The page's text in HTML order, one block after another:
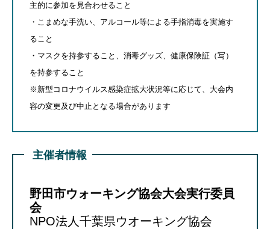
主的に参加を見合わせること
・こまめな手洗い、アルコール等による手指消毒を実施す
ること
・マスクを持参すること、消毒グッズ、健康保険証（写）
を持参すること
※新型コロナウイルス感染症拡大状況等に応じて、大会内
容の変更及び中止となる場合があります
主催者情報
野田市ウォーキング協会大会実行委員
会
NPO法人千葉県ウオーキング協会